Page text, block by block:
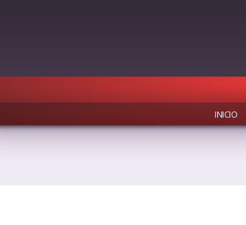
INICIO